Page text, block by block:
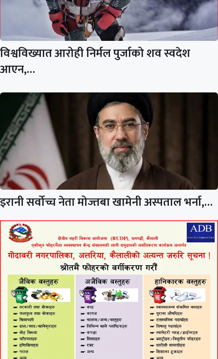
विश्वविख्यात आरोही निर्मल पुर्जाको शव स्वदेश
आएन,…
इरानी सर्वोच्च नेता मोज्तबा खामेनी अस्पताल भर्ना,…